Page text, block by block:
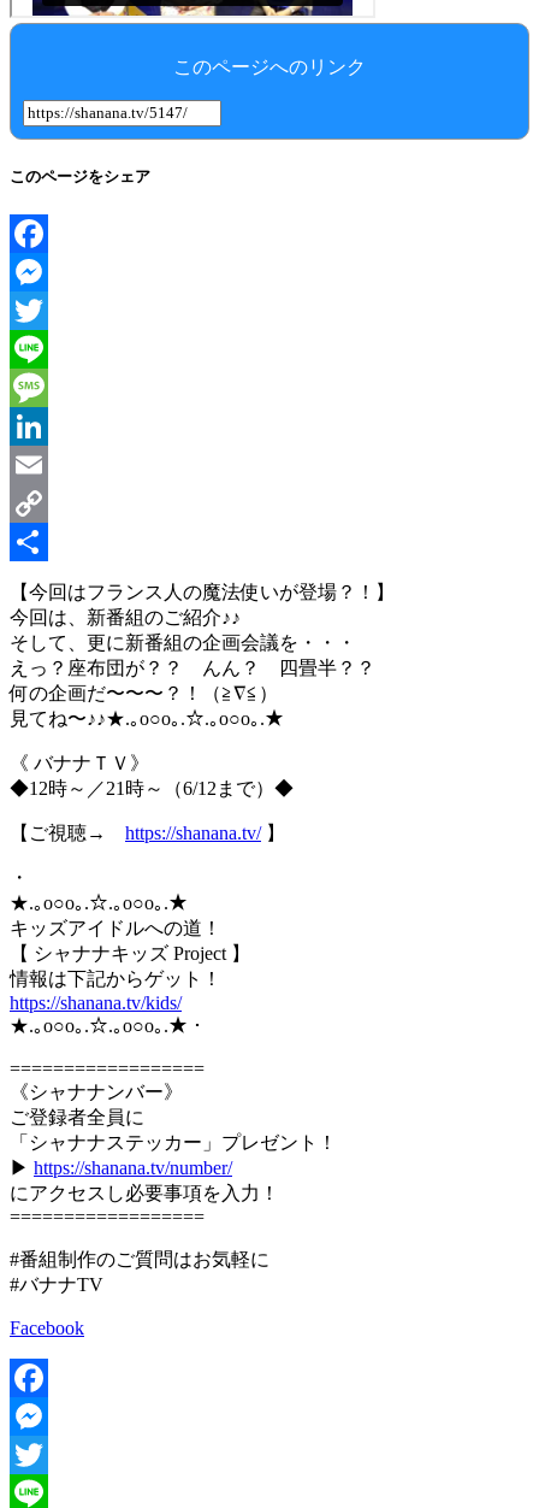
このページへのリンク
このページをシェア
Facebook
Messenger
Twitter
Line
Message
LinkedIn
Email
Copy
Link
共
有
【今回はフランス人の魔法使いが登場？！】
今回は、新番組のご紹介♪♪
そして、更に新番組の企画会議を・・・
えっ？座布団が？？ んん？ 四畳半？？
何の企画だ〜〜〜？！（≧∇≦）
見てね〜♪♪★.｡o○o｡.☆.｡o○o｡.★
《 バナナＴＶ》
◆12時～／21時～（6/12まで）◆
【ご視聴→ https://shanana.tv/】
・
★.｡o○o｡.☆.｡o○o｡.★
キッズアイドルへの道！
【 シャナナキッズ Project 】
情報は下記からゲット！
https://shanana.tv/kids/
★.｡o○o｡.☆.｡o○o｡.★・
==================
《シャナナンバー》
ご登録者全員に
「シャナナステッカー」プレゼント！
▶ https://shanana.tv/number/
にアクセスし必要事項を入力！
==================
#番組制作のご質問はお気軽に
#バナナTV
Facebook